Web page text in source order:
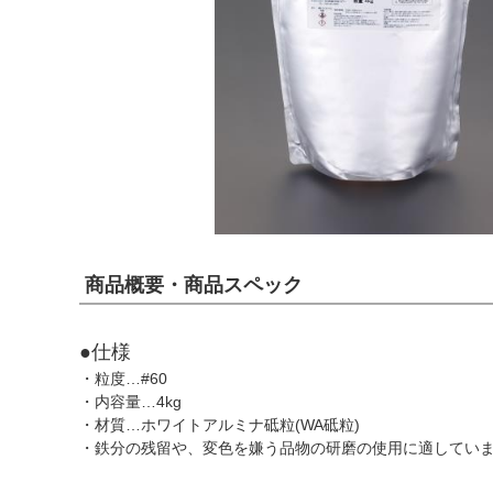
商品概要・商品スペック
●仕様
・粒度…#60
・内容量…4kg
・材質…ホワイトアルミナ砥粒(WA砥粒)
・鉄分の残留や、変色を嫌う品物の研磨の使用に適してい